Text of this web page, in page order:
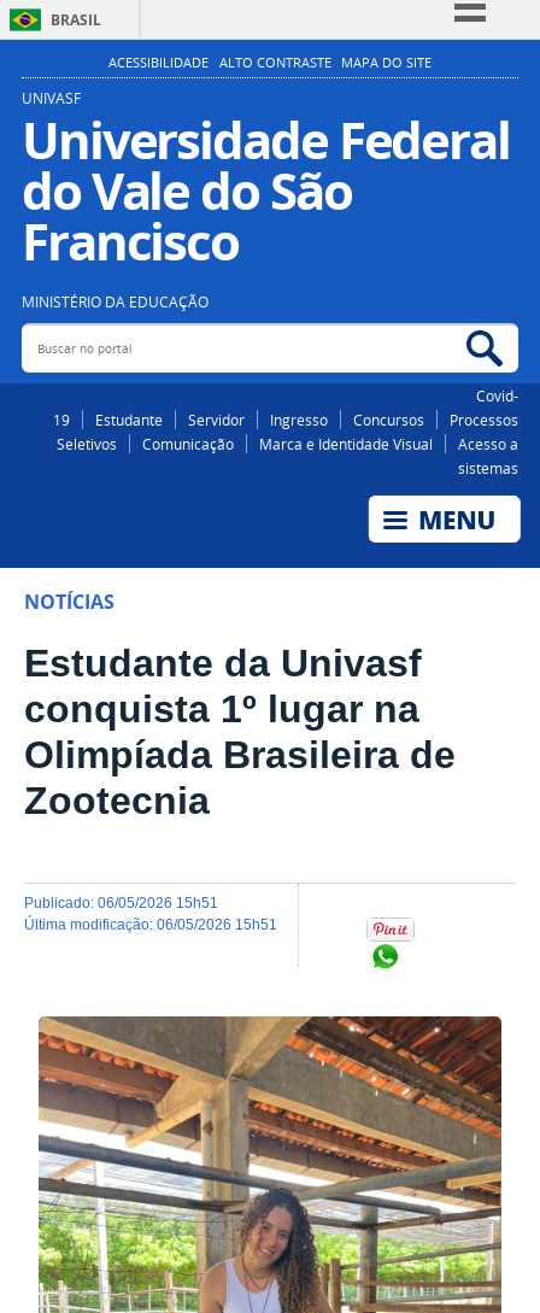
BRASIL
Simplifique!
Participe
Acesso à informação
Legislação
ACESSIBILIDADE ALTO CONTRASTE MAPA DO SITE
UNIVASF
Universidade Federal
do Vale do São
Francisco
MINISTÉRIO DA EDUCAÇÃO
Buscar no portal
Covid-
19
Estudante Servidor Ingresso Concursos
Processos
Seletivos
Comunicação Marca e Identidade Visual
Acesso a
sistemas
NOTÍCIAS
Estudante da Univasf
conquista 1º lugar na
Olimpíada Brasileira de
Zootecnia
publicado: 06/05/2026 15h51
última modificação: 06/05/2026 15h51